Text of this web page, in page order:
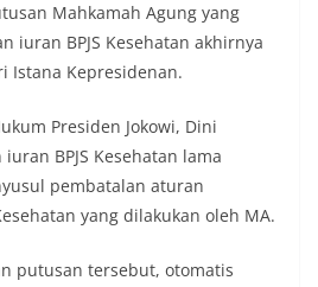
Mahkamah Agung yang
iuran BPJS Kesehatan akhirnya
Istana Kepresidenan.
Presiden Jokowi, Dini
BPJS Kesehatan lama
pembatalan aturan
yang dilakukan oleh MA.
putusan tersebut, otomatis